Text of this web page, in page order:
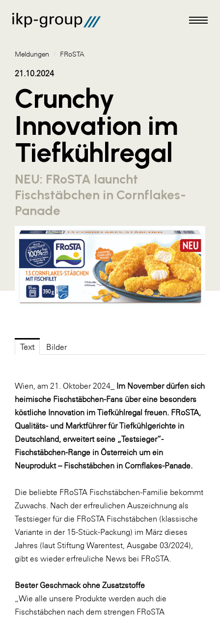
Meldungen
AKTUELLES
ACO
ALEX Krems
Amazon Web Services
Artweger
AustroCel Hallein
Blaguss
Bundesverband Sonnenschutztechnik
Cineplexx
Colmobil Austria
Controller Institut
Designer Outlets Parndorf und Salzburg
DOMOFERM
EY
FG UBIT Salzburg
foodaffairs
Fressnapf
FRoSTA
Gardena
Gas Connect Austria
GBV - Verband gemeinnütziger
Bauvereinigungen
Getzner Werkstoffe
ikp
Johnson & Johnson
Meldungen / FRoSTA
21.10.2024
Crunchy
Innovation im
Tiefkühlregal
NEU: FRoSTA launcht
Fischstäbchen in Cornflakes-
Panade
Text Bilder
Wien, am 21. Oktober 2024_ Im November dürfen sich
heimische Fischstäbchen-Fans über eine besonders
köstliche Innovation im Tiefkühlregal freuen. FRoSTA,
Qualitäts- und Marktführer für Tiefkühlgerichte in
Deutschland, erweitert seine „Testsieger“-
Fischstäbchen-Range in Österreich um ein
Neuprodukt – Fischstäbchen in Cornflakes-Panade.
Die beliebte FRoSTA Fischstäbchen-Familie bekommt
Zuwachs. Nach der erfreulichen Auszeichnung als
Testsieger für die FRoSTA Fischstäbchen (klassische
Variante in der 15-Stück-Packung) im März dieses
Jahres (laut Stiftung Warentest, Ausgabe 03/2024),
gibt es wieder erfreuliche News bei FRoSTA.
Bester Geschmack ohne Zusatzstoffe
„Wie alle unsere Produkte werden auch die
Fischstäbchen nach dem strengen FRoSTA